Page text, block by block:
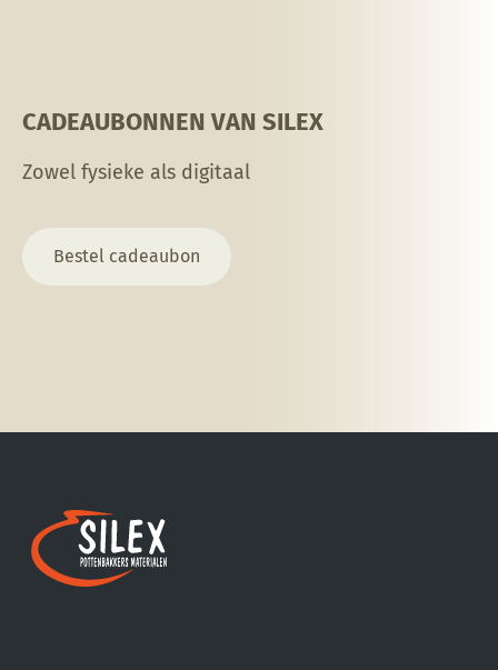
CADEAUBONNEN VAN SILEX
Zowel fysieke als digitaal
Bestel cadeaubon